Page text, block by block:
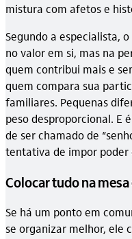
mistura com afetos e
Segundo a especialista,
no valor em si, mas na
quem contribui mais e
quem compara sua
familiares. Pequenas
peso desproporcional. E
de ser chamado de
tentativa de impor poder
Colocar tudo na
Se há um ponto em
se organizar melhor, ele